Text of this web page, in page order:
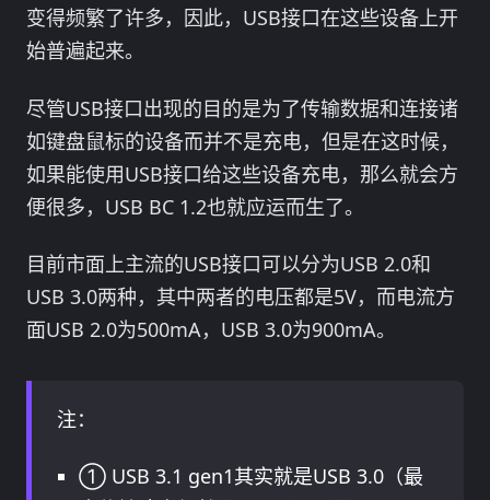
变得频繁了许多，因此，USB接口在这些设备上开
始普遍起来。
尽管USB接口出现的目的是为了传输数据和连接诸
如键盘鼠标的设备而并不是充电，但是在这时候，
如果能使用USB接口给这些设备充电，那么就会方
便很多，USB BC 1.2也就应运而生了。
目前市面上主流的USB接口可以分为USB 2.0和
USB 3.0两种，其中两者的电压都是5V，而电流方
面USB 2.0为500mA，USB 3.0为900mA。
注：
① USB 3.1 gen1其实就是USB 3.0（最